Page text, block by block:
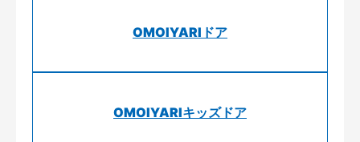
OMOIYARIドア
OMOIYARIキッズドア